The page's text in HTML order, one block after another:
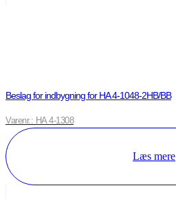
Beslag for indbygning for HA 4-1048-2HB/BB
Varenr.: HA 4-1308
Læs mere